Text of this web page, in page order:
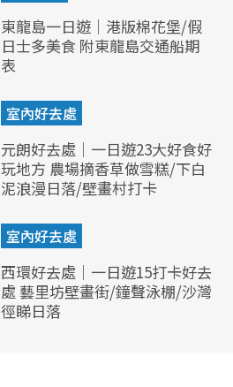
東龍島一日遊｜港版棉花堡/假
日士多美食 附東龍島交通船期
表
室內好去處
元朗好去處｜一日遊23大好食好
玩地方 農場摘香草做雪糕/下白
泥浪漫日落/壁畫村打卡
室內好去處
西環好去處｜一日遊15打卡好去
處 藝里坊壁畫街/鐘聲泳棚/沙灣
徑睇日落